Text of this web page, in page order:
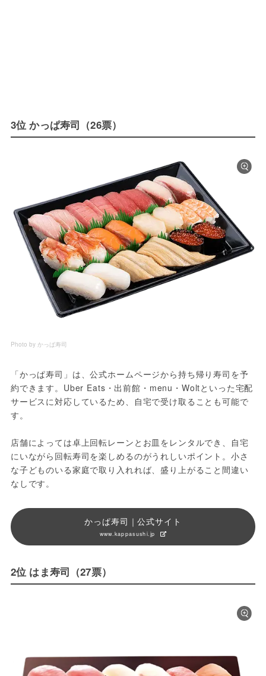
3位 かっぱ寿司（26票）
Photo by かっぱ寿司
「かっぱ寿司」は、公式ホームページから持ち帰り寿司を予
約できます。Uber Eats・出前館・menu・Woltといった宅配
サービスに対応しているため、自宅で受け取ることも可能で
す。
店舗によっては卓上回転レーンとお皿をレンタルでき、自宅
にいながら回転寿司を楽しめるのがうれしいポイント。小さ
な子どものいる家庭で取り入れれば、盛り上がること間違い
なしです。
かっぱ寿司｜公式サイト
www.kappasushi.jp
2位 はま寿司（27票）